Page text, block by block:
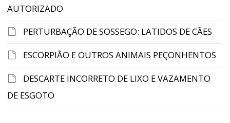
AUTORIZADO
PERTURBAÇÃO DE SOSSEGO: LATIDOS DE CÃES
ESCORPIÃO E OUTROS ANIMAIS PEÇONHENTOS
DESCARTE INCORRETO DE LIXO E VAZAMENTO
DE ESGOTO